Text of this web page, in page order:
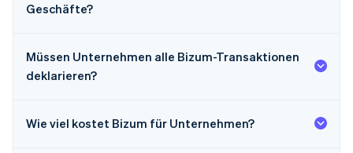
Geschäfte?
Müssen Unternehmen alle Bizum-Transaktionen
deklarieren?
Wie viel kostet Bizum für Unternehmen?